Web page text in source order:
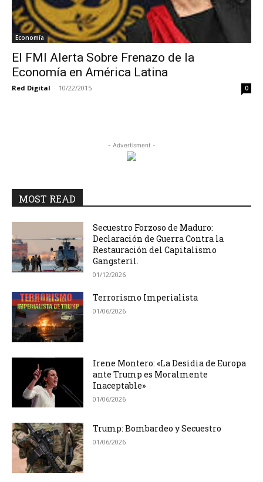
Economía
El FMI Alerta Sobre Frenazo de la
Economía en América Latina
Red Digital - 10/22/2015 0
- Advertisment -
MOST READ
Secuestro Forzoso de Maduro:
Declaración de Guerra Contra la
Restauración del Capitalismo
Gangsteril.
01/12/2026
Terrorismo Imperialista
01/06/2026
Irene Montero: «La Desidia de Europa
ante Trump es Moralmente
Inaceptable»
01/06/2026
Trump: Bombardeo y Secuestro
01/06/2026